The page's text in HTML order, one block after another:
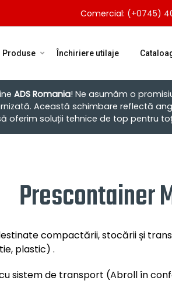
Comercial: (+0745)
Produse Închiriere utilaje
ADS Romania! Ne asumăm o
Această schimbare reflectă
oferim soluții tehnice de top pentru
Prescontainer
compactării, stocării și
plastic) .
sistem de transport (Abroll în